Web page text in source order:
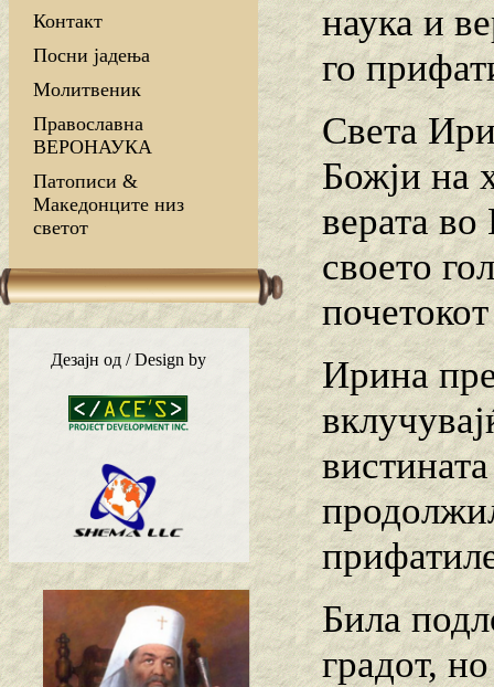
Контакт
Посни јадења
Молитвеник
Православна
ВЕРОНАУКА
Патописи &
Македонците низ
светот
Дезајн од / Design by
наука и
го
Света
Божји на
верата
своето
Ирина
Била
градот,